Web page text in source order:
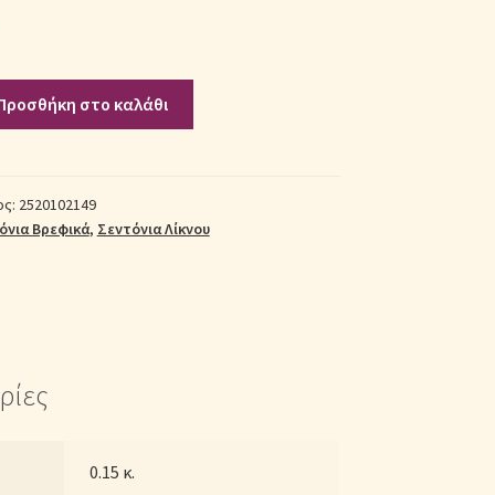
στο καλάθι
2520102149
Βρεφικά, Σεντόνια Λίκνου
0.15 κ.